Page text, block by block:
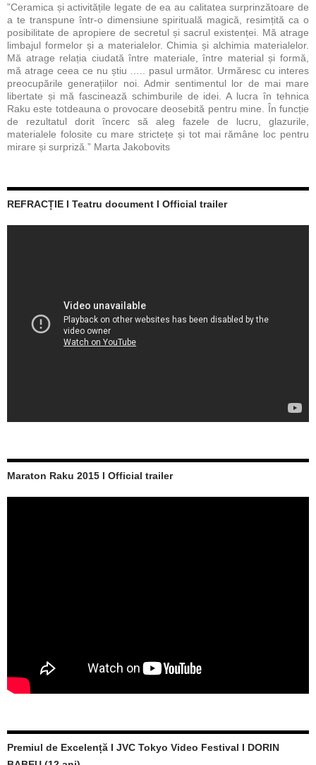
”Ceramica și activitățile legate de ea au calitatea surprinzătoare de
a te transpune într-o dimensiune spirituală magică, resimțită ca o
posibilitate de apropiere de secretul și sacrul existenței. Mă atrage
limbajul formelor și a materialelor. Chimia și alchimia materialelor.
Mă atrage relația ciudată între materiale, între material și formă,
mă atrage ceea ce nu știu ….. pasul următor. Urmăresc cu interes
preocupările generațiilor noi. Admir sentimentul lor de mai mare
libertate și mă fascinează schimburile de idei. A lucra în tehnica
Raku este totdeauna o provocare deosebită pentru mine. În funcție
de rezultatul dorit încerc să aleg fazele de lucru, glazurile,
materialele folosite cu mare strictețe și tot mai rămâne loc pentru
mirare și surpriză.” Marta Jakobovits
REFRACȚIE I Teatru document I Official trailer
Maraton Raku 2015 I Official trailer
Premiul de Excelență I JVC Tokyo Video Festival I DORIN